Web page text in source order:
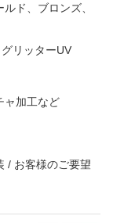
ド、ブロンズ、
リッターUV
ャ加工など
/ お客様のご要望